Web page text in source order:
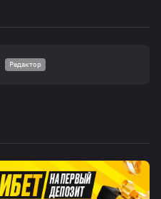
Редактор